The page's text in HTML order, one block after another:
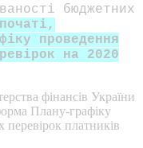
бюджетних
проведення
на 2020
фінансів України
Плану-графіку
платників